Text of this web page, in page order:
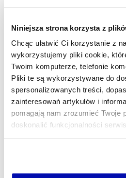
Niniejsza strona korzysta z
Chcąc ułatwić Ci korzystanie z
wykorzystujemy pliki cookie,
Twoim komputerze, telefonie
Pliki te są wykorzystywane do
spersonalizowanych treści,
zainteresowań artykułów i
pomagają nam zrozumieć Twoje
doskonalić funkcjonalności
Jeżeli nie wyrażasz zgody na
MATEUSZ LUBIŃSKI-
Dziennikarz
ekonomią,
Urodzony w
Prywatnie ma psa i